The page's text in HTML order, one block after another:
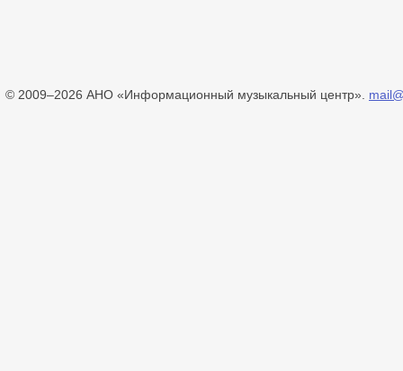
© 2009–2026 АНО «Информационный музыкальный центр».